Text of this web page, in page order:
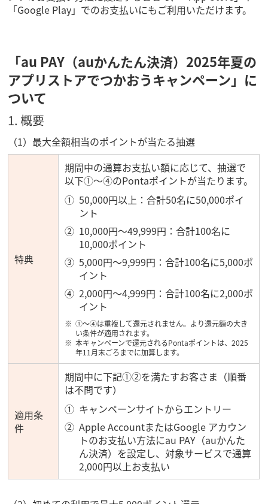
「Google Play」でのお支払いにもご利用いただけます。
「au PAY（auかんたん決済）2025年夏の
アプリストアでつかおうキャンペーン」に
ついて
1. 概要
（1）最大全額相当のポイントが当たる抽選
特典
期間中の通算お支払い額に応じて、抽選で
以下①～④のPontaポイントが当たります。
50,000円以上：合計50名に50,000ポイ
ント
10,000円～49,999円：合計100名に
10,000ポイント
5,000円～9,999円：合計100名に5,000ポ
イント
2,000円～4,999円：合計100名に2,000ポ
イント
①～④は重複して還元されません。より還元額の大き
い条件が適用されます。
本キャンペーンで還元されるPontaポイントは、2025
年11月末ごろまでに加算します。
適用条
件
期間中に下記①②を満たすお客さま（順番
は不問です）
キャンペーンサイトからエントリー
Apple AccountまたはGoogle アカウン
トのお支払い方法にau PAY（auかんた
ん決済）を設定し、対象サービスで通算
2,000円以上お支払い